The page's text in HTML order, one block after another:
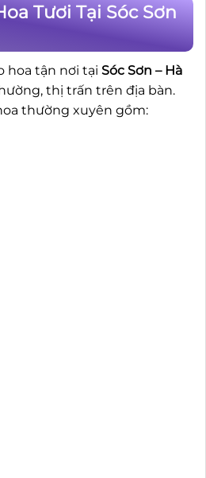
Tươi Tại Sóc Sơn
hoa tận nơi tại Sóc Sơn – Hà
thị trấn trên địa bàn.
thường xuyên gồm: